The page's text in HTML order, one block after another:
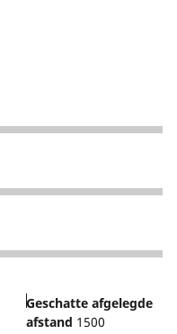
Geschatte afgelegde
afstand 1500